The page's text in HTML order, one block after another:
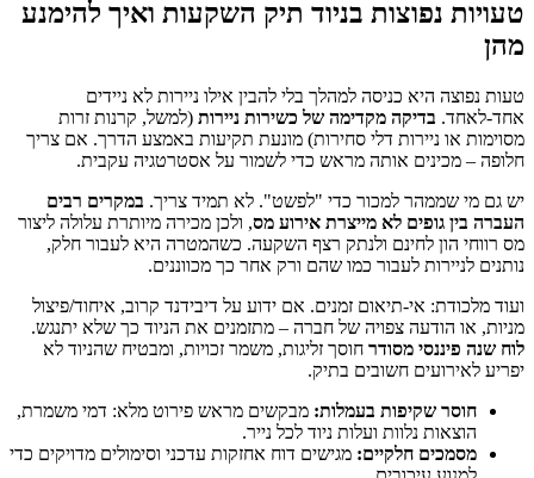
טעויות נפוצות בניוד תיק השקעות ואיך להימנע
מהן
טעות נפוצה היא כניסה למהלך בלי להבין אילו ניירות לא ניידים
אחד-לאחד. בדיקה מקדימה של כשירות ניירות (למשל, קרנות זרות
מסוימות או ניירות דלי סחירות) מונעת תקיעות באמצע הדרך. אם צריך
חלופה – מכינים אותה מראש כדי לשמור על אסטרטגיה עקבית.
יש גם מי שממהר למכור כדי "לפשט". לא תמיד צריך. במקרים רבים
העברה בין גופים לא מייצרת אירוע מס, ולכן מכירה מיותרת עלולה ליצור
מס רווחי הון לחינם ולנתק רצף השקעה. כשהמטרה היא לעבור חלק,
נותנים לניירות לעבור כמו שהם ורק אחר כך מכווננים.
ועוד מלכודת: אי-תיאום זמנים. אם ידוע על דיבידנד קרוב, איחוד/פיצול
מניות, או הודעה צפויה של חברה – מתזמנים את הניוד כך שלא יתנגש.
לוח שנה פיננסי מסודר חוסך זליגות, משמר זכויות, ומבטיח שהניוד לא
יפריע לאירועים חשובים בתיק.
חוסר שקיפות בעמלות: מבקשים מראש פירוט מלא: דמי משמרת,
הוצאות נלוות ועלות ניוד לכל נייר.
מסמכים חלקיים: מגישים דוח אחזקות עדכני וסימולים מדויקים כדי